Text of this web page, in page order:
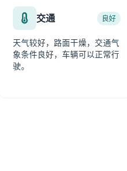
交通 良好
天气较好，路面干燥，交通气
象条件良好，车辆可以正常行
驶。